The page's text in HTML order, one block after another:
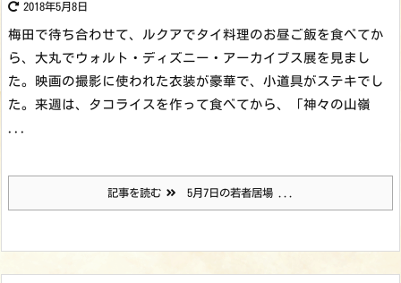
2018年5月8日
梅田で待ち合わせて、ルクアでタイ料理のお昼ご飯を食べてか
ら、大丸でウォルト・ディズニー・アーカイブス展を見まし
た。映画の撮影に使われた衣装が豪華で、小道具がステキでし
た。 来週は、タコライスを作って食べてから、「神々の山嶺
...
記事を読む 5月7日の若者居場 ...